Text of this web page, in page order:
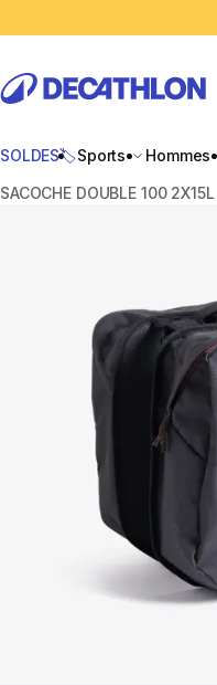
SOLDES🏷️Sports Hommes
Accueil
SACOCHE DOUBLE 100 2X15L